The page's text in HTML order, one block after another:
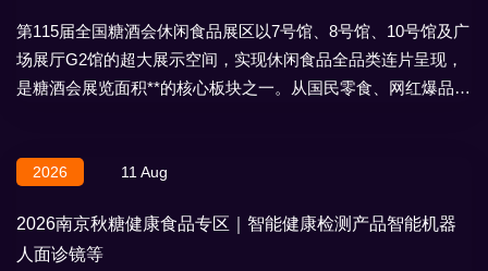
第115届全国糖酒会休闲食品展区以7号馆、8号馆、10号馆及广
场展厅G2馆的超大展示空间，实现休闲食品全品类连片呈现，
是糖酒会展览面积**的核心板块之一。从国民零食、网红爆品到
2026 11 Aug
2026南京秋糖健康食品专区｜智能健康检测产品智能机器
人面诊镜等